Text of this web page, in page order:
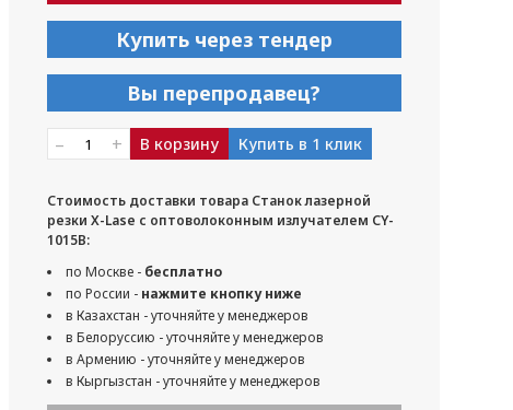
Купить через тендер
Вы перепродавец?
– + В корзину Купить в 1 клик
Стоимость доставки товара Станок лазерной
резки X-Lase с оптоволоконным излучателем CY-
1015B:
по Москве - бесплатно
по России - нажмите кнопку ниже
в Казахстан - уточняйте у менеджеров
в Белоруссию - уточняйте у менеджеров
в Армению - уточняйте у менеджеров
в Кыргызстан - уточняйте у менеджеров